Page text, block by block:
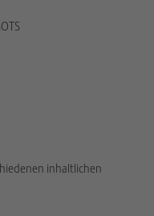
inhaltlichen